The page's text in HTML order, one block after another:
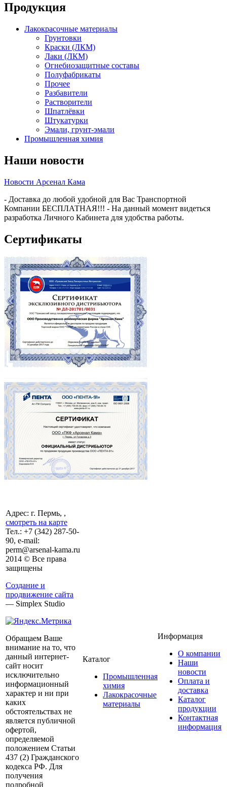
Продукция
Лакокрасочные материалы
Грунтовки
Краски (ЛКМ)
Лаки (ЛКМ)
Огнебиозащитные составы
Полуфабрикаты
Прочее
Разбавители
Растворители
Шпатлёвки
Штукатурки
Эмали, грунт-эмали
Промышленная химия
Наши новости
Новости Арсенал Кама
- Доставка до любой удобной для Вас Транспортной
Компании БЕСПЛАТНАЯ!!! - На данный момент видеться
разработка Личного Кабинета для удобства работы.
Сертификаты
Адрес: г. Пермь, ,
смотреть на карте
Тел.: +7 (342) 287-50-
90, e-mail:
perm@arsenal-kama.ru
2014 © Все права
защищены
Создание и
продвижение сайта
— Simplex Studio
Обращаем Ваше
внимание на то, что
данный интернет-
сайт носит
исключительно
информационный
характер и ни при
каких
обстоятельствах не
является публичной
офертой,
определяемой
положением Статьи
437 (2) Гражданского
кодекса РФ. Для
получения
подробной
Каталог
Промышленная
химия
Лакокрасочные
материалы
Информация
О компании
Наши
новости
Оплата и
доставка
Каталог
продукции
Контактная
информация